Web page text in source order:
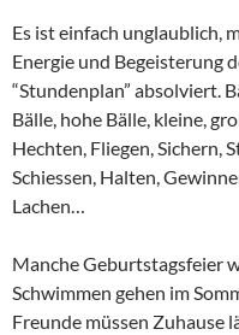
Es ist einfach unglaublich,
Energie und Begeisterung
“Stundenplan” absolviert.
Bälle, hohe Bälle, kleine,
Hechten, Fliegen, Sichern,
Schiessen, Halten,
Lachen…
Manche Geburtstagsfeier
Schwimmen gehen im
Freunde müssen Zuhause